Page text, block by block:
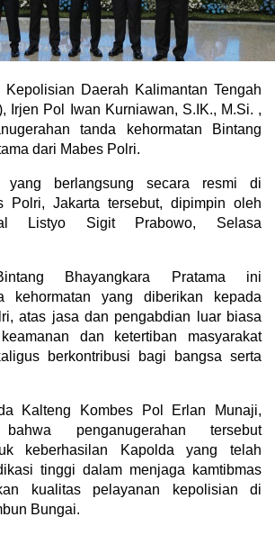
Daerah Kalimantan Tengah
Irjen Pol Iwan Kurniawan, S.IK., M.Si. ,
tanda kehormatan Bintang
dari Mabes Polri.
yang berlangsung secara resmi di
Polri, Jakarta tersebut, dipimpin oleh
Listyo Sigit Prabowo, Selasa
Bhayangkara Pratama ini
kehormatan yang diberikan kepada
atas jasa dan pengabdian luar biasa
dan ketertiban masyarakat
berkontribusi bagi bangsa serta
Kalteng Kombes Pol Erlan Munaji,
bahwa penganugerahan tersebut
keberhasilan Kapolda yang telah
tinggi dalam menjaga kamtibmas
kualitas pelayanan kepolisian di
Bungai.